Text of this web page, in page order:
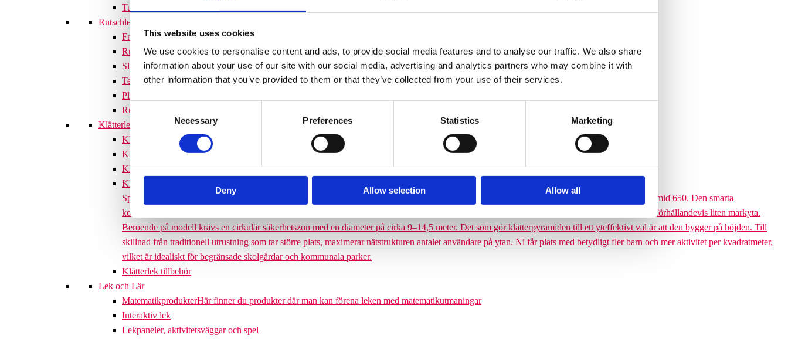
This website uses cookies
We use cookies to personalise content and ads, to provide social media features and to analyse our traffic. We also share
information about your use of our site with our social media, advertising and analytics partners who may combine it with
other information that you’ve provided to them or that they’ve collected from your use of their services.
Consent
Necessary Preferences Statistics Marketing
Deny Allow selection Allow all
Tunnel
Rutschlek
Fristående rutschkana
Rutschkanor till lekställningar
Släntrutschkana
Terrängtrappor
Plattformar
Rutschlek tillbehör
Klätterlek
Klätterställningar
Klätterställning med rutschkana
Klätternät
Klätterpyramid
Specifikationer, fallhöjd och ytbehov Söves klätterpyramider finns i flera storlekar, från tre meters höjd upp till den 6,5 meter höga Climbing pyramid 650. Den smarta
konstruktionen gör det möjligt för många barn från cirka 6 år och uppåt att klättra på en och samma gång. Dessutom tar klätterpyramiden upp en förhållandevis liten markyta.
Beroende på modell krävs en cirkulär säkerhetszon med en diameter på cirka 9–14,5 meter. Det som gör klätterpyramiden till ett yteffektivt val är att den bygger på höjden. Till
skillnad från traditionell utrustning som tar större plats, maximerar nätstrukturen antalet användare på ytan. Ni får plats med betydligt fler barn och mer aktivitet per kvadratmeter,
vilket är idealiskt för begränsade skolgårdar och kommunala parker.
Klätterlek tillbehör
Lek och Lär
MatematikprodukterHär finner du produkter där man kan förena leken med matematikutmaningar
Interaktiv lek
Lekpaneler, aktivitetsväggar och spel